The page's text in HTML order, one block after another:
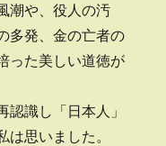
潮や、役人の汚
多発、金の亡者の
った美しい道徳が
識し「日本人」
思いました。